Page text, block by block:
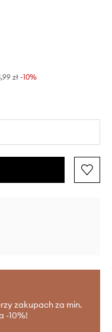
zł -10%
zakupach za min.
-10%!